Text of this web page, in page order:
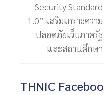
Security Standard
1.0” เสริมเกราะความ
ปลอดภัยเว็บภาครัฐ
และสถานศึกษา
THNIC